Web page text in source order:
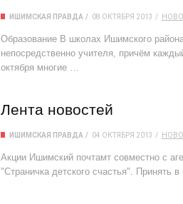
ИШИМСКАЯ ПРАВДА 08 ОКТЯБРЯ 2013
Образование В школах Ишимского
непосредственно учителя, причём
октября многие …
Лента новостей
ИШИМСКАЯ ПРАВДА 04 ОКТЯБРЯ 2013
Акции Ишимский почтамт совместно с
"Страничка детского счастья".